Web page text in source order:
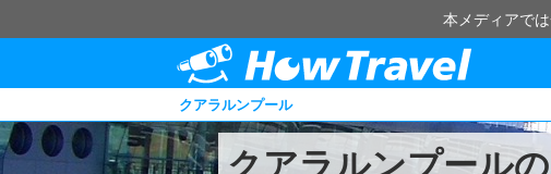
本メディアで
クアラルンプール
クアラルンプール